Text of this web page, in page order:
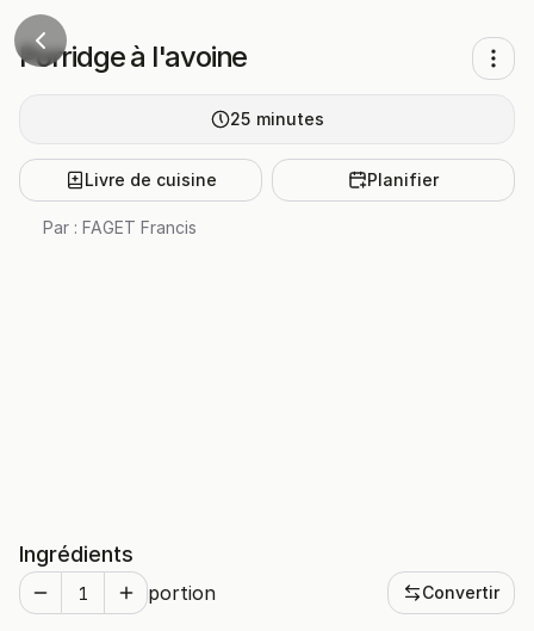
Porridge à l'avoine
25 minutes
Livre de cuisine Planifier
Par : FAGET Francis
Ingrédients
portion Convertir